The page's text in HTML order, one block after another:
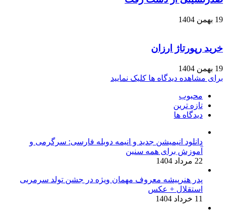
19 بهمن 1404
خرید رپورتاژ ارزان
19 بهمن 1404
برای مشاهده دیدگاه ها کلیک نمایید
محبوب
تازه ترین
دیدگاه ها
دانلود انیمیشن جدید و انیمه دوبله فارسی: سرگرمی و
آموزش برای همه سنین
22 مرداد 1404
پدر هنرپیشه معروف مهمان ویژه در جشن تولد سرمربی
استقلال + عکس
11 خرداد 1404